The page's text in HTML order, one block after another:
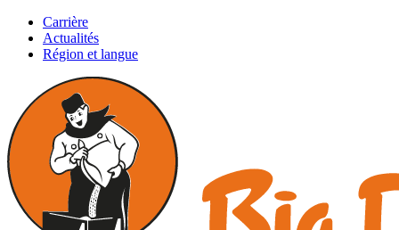
Carrière
Actualités
Région et langue